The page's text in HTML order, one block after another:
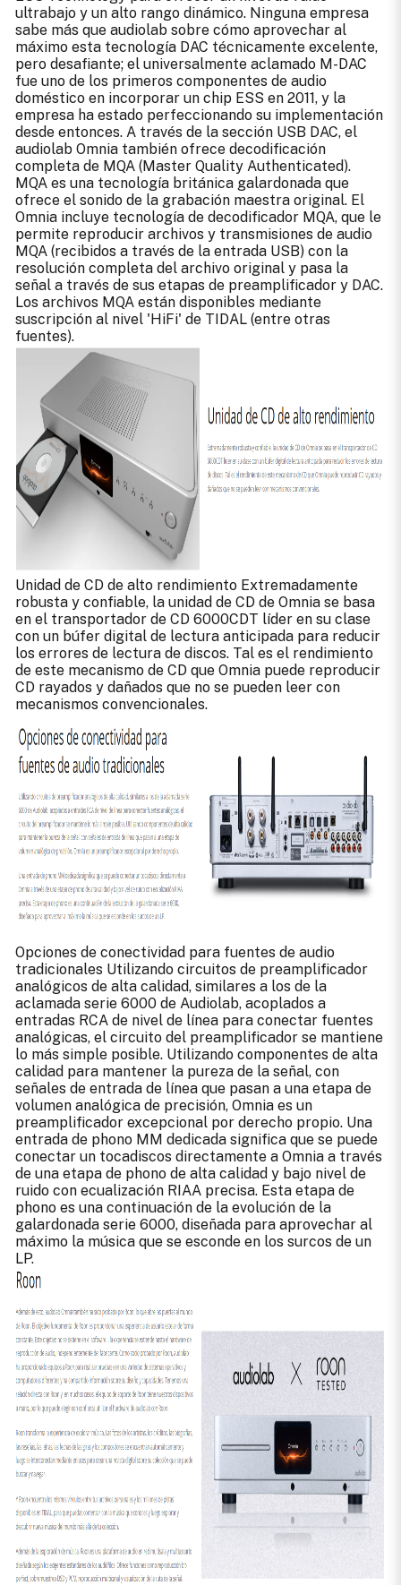
ultrabajo y un alto rango dinámico. Ninguna empresa
sabe más que audiolab sobre cómo aprovechar al
máximo esta tecnología DAC técnicamente excelente,
pero desafiante; el universalmente aclamado M-DAC
fue uno de los primeros componentes de audio
doméstico en incorporar un chip ESS en 2011, y la
empresa ha estado perfeccionando su implementación
desde entonces. A través de la sección USB DAC, el
audiolab Omnia también ofrece decodificación
completa de MQA (Master Quality Authenticated).
MQA es una tecnología británica galardonada que
ofrece el sonido de la grabación maestra original. El
Omnia incluye tecnología de decodificador MQA, que le
permite reproducir archivos y transmisiones de audio
MQA (recibidos a través de la entrada USB) con la
resolución completa del archivo original y pasa la
señal a través de sus etapas de preamplificador y DAC.
Los archivos MQA están disponibles mediante
suscripción al nivel 'HiFi' de TIDAL (entre otras
fuentes).
Unidad de CD de alto rendimiento Extremadamente
robusta y confiable, la unidad de CD de Omnia se basa
en el transportador de CD 6000CDT líder en su clase
con un búfer digital de lectura anticipada para reducir
los errores de lectura de discos. Tal es el rendimiento
de este mecanismo de CD que Omnia puede reproducir
CD rayados y dañados que no se pueden leer con
mecanismos convencionales.
Opciones de conectividad para fuentes de audio
tradicionales Utilizando circuitos de preamplificador
analógicos de alta calidad, similares a los de la
aclamada serie 6000 de Audiolab, acoplados a
entradas RCA de nivel de línea para conectar fuentes
analógicas, el circuito del preamplificador se mantiene
lo más simple posible. Utilizando componentes de alta
calidad para mantener la pureza de la señal, con
señales de entrada de línea que pasan a una etapa de
volumen analógica de precisión, Omnia es un
preamplificador excepcional por derecho propio. Una
entrada de phono MM dedicada significa que se puede
conectar un tocadiscos directamente a Omnia a través
de una etapa de phono de alta calidad y bajo nivel de
ruido con ecualización RIAA precisa. Esta etapa de
phono es una continuación de la evolución de la
galardonada serie 6000, diseñada para aprovechar al
máximo la música que se esconde en los surcos de un
LP.